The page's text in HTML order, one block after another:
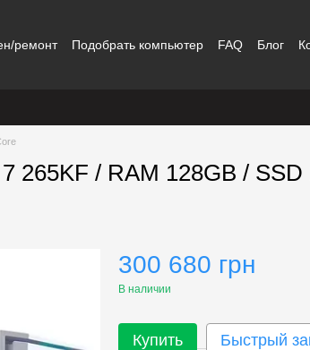
ремонт Подобрать компьютер FAQ Блог
265KF / RAM 128GB /
300 680 грн
В наличии
Купить Быстрый